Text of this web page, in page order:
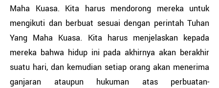
Maha Kuasa. Kita harus mendorong mereka untuk
mengikuti dan berbuat sesuai dengan perintah Tuhan
Yang Maha Kuasa. Kita harus menjelaskan kepada
mereka bahwa hidup ini pada akhirnya akan berakhir
suatu hari, dan kemudian setiap orang akan menerima
ganjaran ataupun hukuman atas perbuatan-